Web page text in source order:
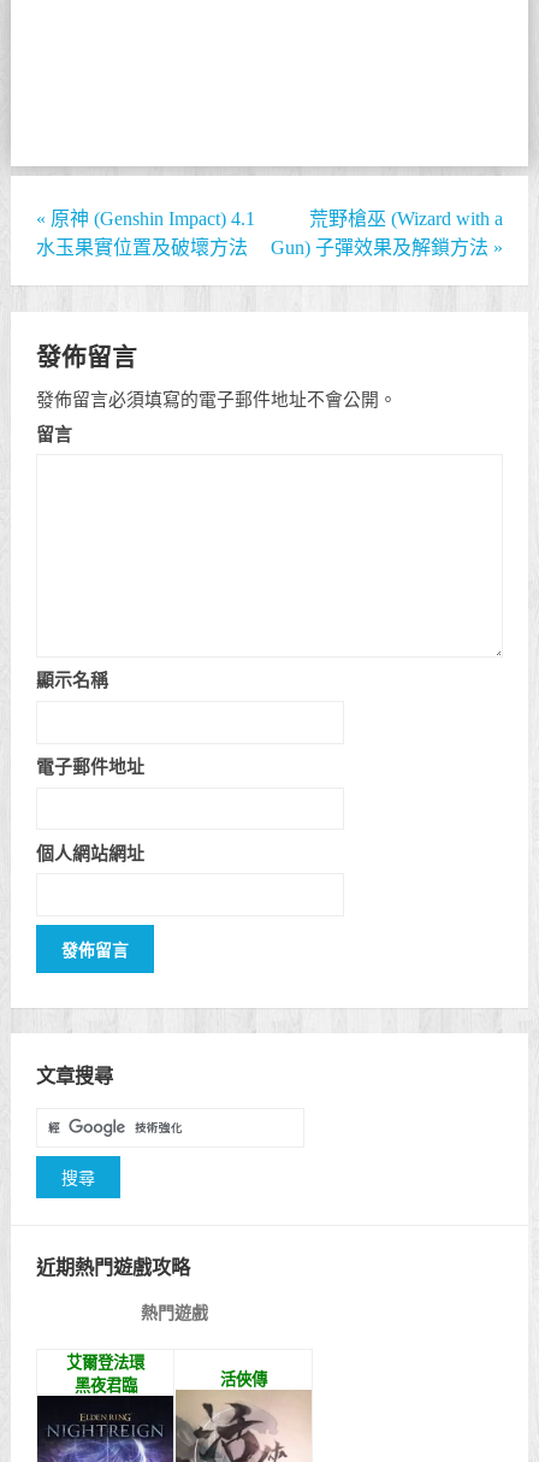
« 原神 (Genshin Impact) 4.1
水玉果實位置及破壞方法
荒野槍巫 (Wizard with a
Gun) 子彈效果及解鎖方法 »
發佈留言
發佈留言必須填寫的電子郵件地址不會公開。
留言
顯示名稱
電子郵件地址
個人網站網址
文章搜尋
近期熱門遊戲攻略
熱門遊戲
艾爾登法環
黑夜君臨
活俠傳